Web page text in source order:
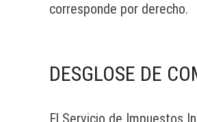
corresponde por derecho.
DESGLOSE DE
El Servicio de Impuestos